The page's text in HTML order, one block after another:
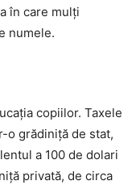
în care mulți
numele.
copiilor. Taxele
o grădiniță de stat,
a 100 de dolari
privată, de circa